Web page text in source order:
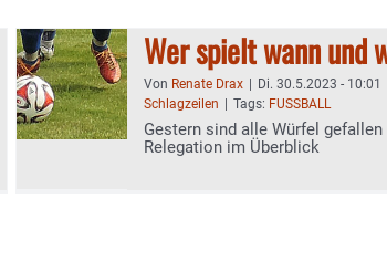
Wer spielt wann und
Von Renate Drax Di. 30.5.2023 - 10:01
Schlagzeilen
Tags: FUSSBALL
Gestern sind alle Würfel
Relegation im Überblick